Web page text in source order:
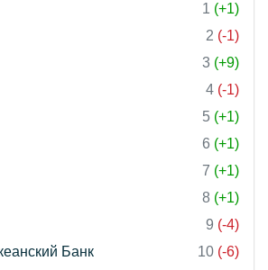
1 (+1)
2 (-1)
3 (+9)
4 (-1)
5 (+1)
6 (+1)
7 (+1)
8 (+1)
9 (-4)
Банк
10 (-6)